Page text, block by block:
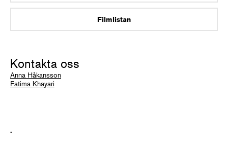
Filmlistan
Kontakta oss
Anna Håkansson
Fatima Khayari
.